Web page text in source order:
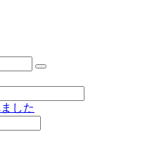
した